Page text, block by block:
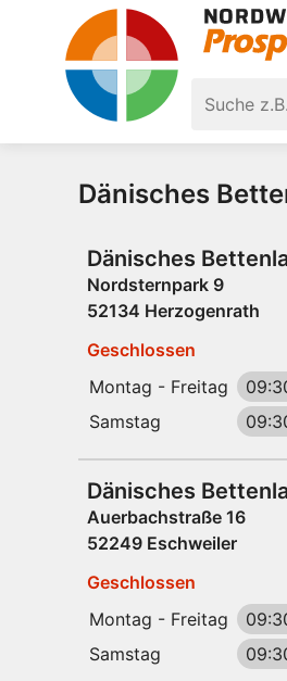
Dänisches
Dänisches
Nordsternpark 9
52134 Herzogenrath
Geschlossen
Montag - Freitag
Samstag
Dänisches
Auerbachstraße 16
52249 Eschweiler
Geschlossen
Montag - Freitag
Samstag